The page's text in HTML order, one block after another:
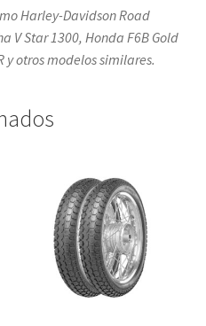
Harley-Davidson Road
V Star 1300, Honda F6B Gold
y otros modelos similares.